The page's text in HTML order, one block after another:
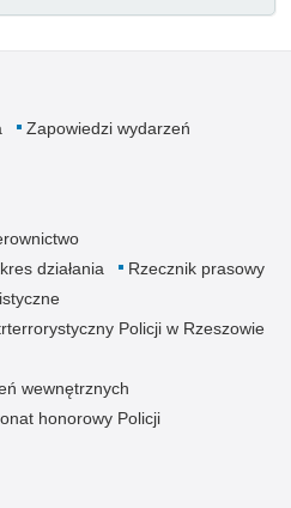
Zapowiedzi wydarzeń
działania
Rzecznik prasowy
Policji w Rzeszowie
wewnętrznych
honorowy Policji